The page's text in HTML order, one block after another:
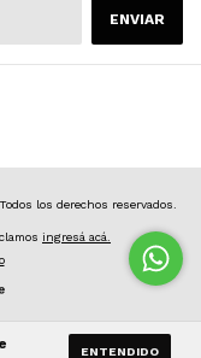
ENTENDIDO
los derechos reservados.
ingresá acá.